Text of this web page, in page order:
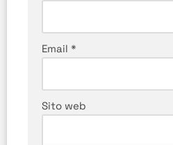
Email *
Sito web